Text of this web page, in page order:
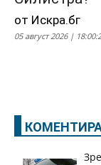
от Искра.бг
05 август 2026 |